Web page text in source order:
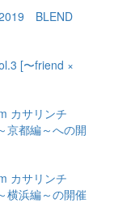
2019 BLEND
[〜friend ×
カサリンチ
京都編～への開
カサリンチ
横浜編～の開催